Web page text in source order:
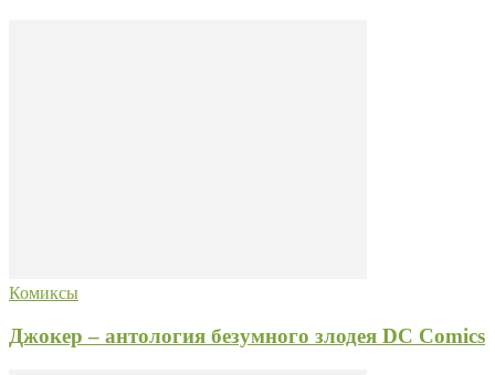
Комиксы
Джокер – антология безумного злодея DC Comics